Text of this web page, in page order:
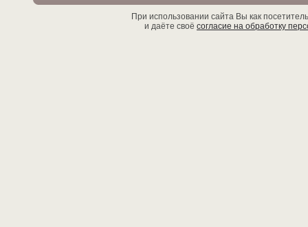
При использовании сайта Вы как
и даёте своё согласие на обработку